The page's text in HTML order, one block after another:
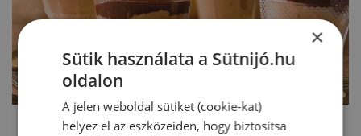
×
Sütik használata a Sütnijó.hu
oldalon
A jelen weboldal sütiket (cookie-kat)
helyez el az eszközeiden, hogy biztosítsa